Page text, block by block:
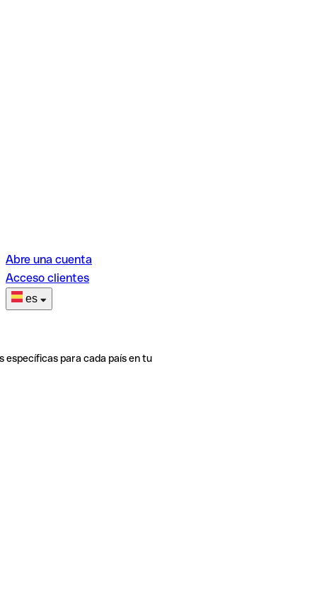
Abre una cuenta
Acceso clientes
es
específicas para cada país en tu